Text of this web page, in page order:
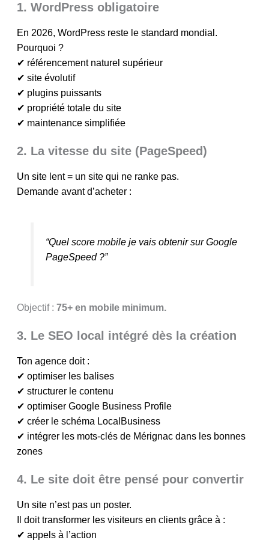
1. WordPress obligatoire
En 2026, WordPress reste le standard mondial.
Pourquoi ?
✔ référencement naturel supérieur
✔ site évolutif
✔ plugins puissants
✔ propriété totale du site
✔ maintenance simplifiée
2. La vitesse du site (PageSpeed)
Un site lent = un site qui ne ranke pas.
Demande avant d’acheter :
“Quel score mobile je vais obtenir sur Google
PageSpeed ?”
Objectif : 75+ en mobile minimum.
3. Le SEO local intégré dès la création
Ton agence doit :
✔ optimiser les balises
✔ structurer le contenu
✔ optimiser Google Business Profile
✔ créer le schéma LocalBusiness
✔ intégrer les mots-clés de Mérignac dans les bonnes
zones
4. Le site doit être pensé pour convertir
Un site n’est pas un poster.
Il doit transformer les visiteurs en clients grâce à :
✔ appels à l’action